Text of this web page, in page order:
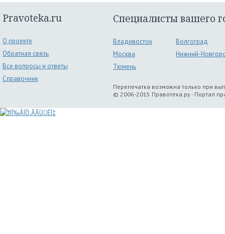
Pravoteka.ru
О проекте
Обратная связь
Все вопросы и ответы
Справочник
Специалисты вашего
Владивосток
Волгоград
Москва
Нижний-
Тюмень
Перепечатка возможна только при
© 2006-2015 Правотека.ру - Портал